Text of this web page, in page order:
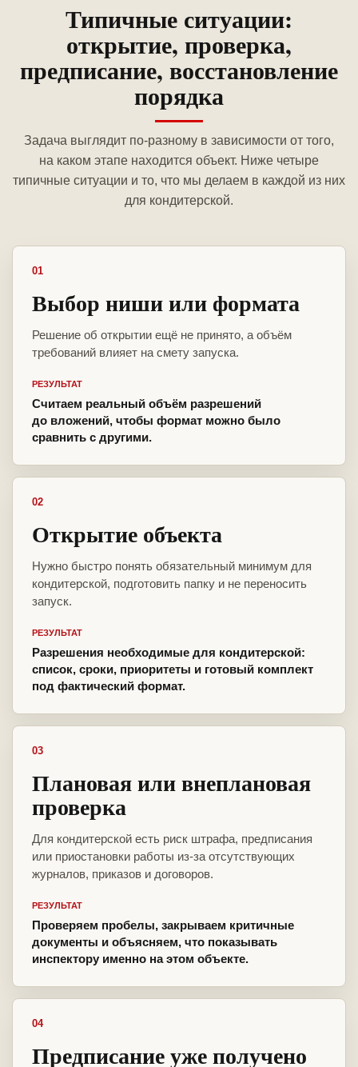
Типичные ситуации:
открытие, проверка,
предписание, восстановление
порядка
Задача выглядит по-разному в зависимости от того,
на каком этапе находится объект. Ниже четыре
типичные ситуации и то, что мы делаем в каждой из них
для кондитерской.
01
Выбор ниши или формата
Решение об открытии ещё не принято, а объём
требований влияет на смету запуска.
РЕЗУЛЬТАТ
Считаем реальный объём разрешений
до вложений, чтобы формат можно было
сравнить с другими.
02
Открытие объекта
Нужно быстро понять обязательный минимум для
кондитерской, подготовить папку и не переносить
запуск.
РЕЗУЛЬТАТ
Разрешения необходимые для кондитерской:
список, сроки, приоритеты и готовый комплект
под фактический формат.
03
Плановая или внеплановая
проверка
Для кондитерской есть риск штрафа, предписания
или приостановки работы из-за отсутствующих
журналов, приказов и договоров.
РЕЗУЛЬТАТ
Проверяем пробелы, закрываем критичные
документы и объясняем, что показывать
инспектору именно на этом объекте.
04
Предписание уже получено